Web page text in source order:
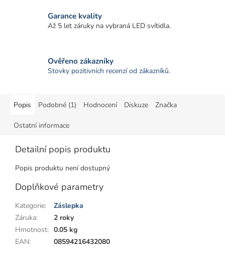
Garance kvality
Až 5 let záruky na vybraná LED svítidla.
Ověřeno zákazníky
Stovky pozitivních recenzí od zákazníků.
Popis Podobné (1) Hodnocení Diskuze Značka
Ostatní informace
Detailní popis produktu
Popis produktu není dostupný
Doplňkové parametry
Kategorie:
Záslepka
Záruka:
2 roky
Hmotnost: 0.05 kg
EAN: 08594216432080